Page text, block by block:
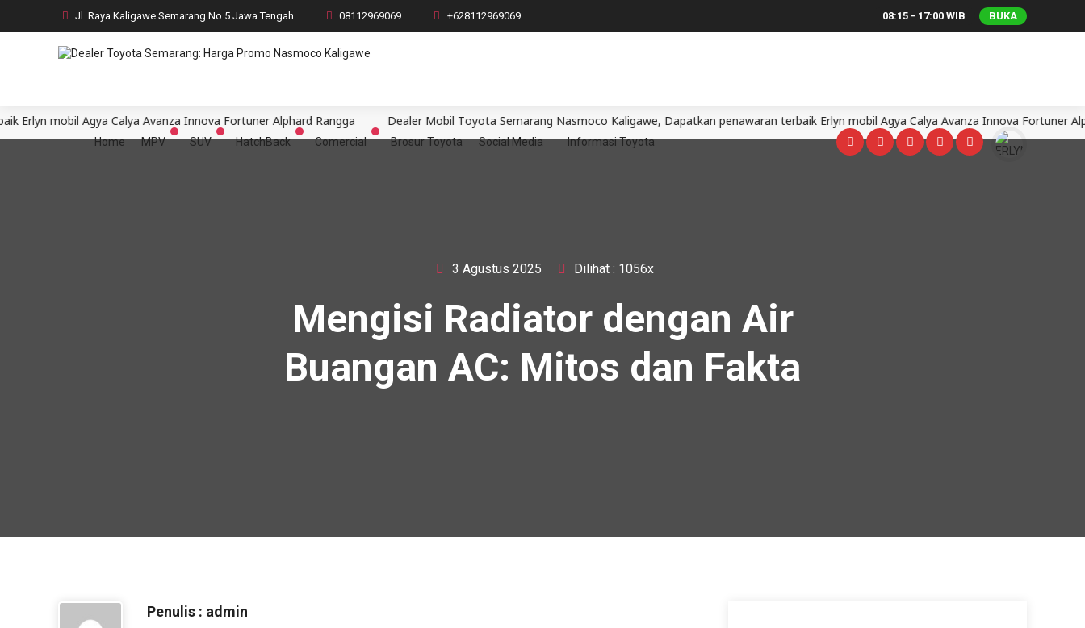
Jl. Raya Kaligawe Semarang No.5 Jawa Tengah 08112969069 +628112969069 08:15 - 17:00 WIB BUKA
Home MPV SUV HatchBack Comercial Brosur Toyota Social Media Informasi Toyota
Agya Calya Avanza Innova Fortuner Alphard Rangga Dealer Mobil Toyota Semarang Nasmoco Kaligawe, Dapatkan penawaran terbaik Erlyn mobil Agya Calya Avanza Innova Fortuner Alphard
3 Agustus 2025 Dilihat : 1056x
Mengisi Radiator dengan Air
Buangan AC: Mitos dan Fakta
Penulis : admin